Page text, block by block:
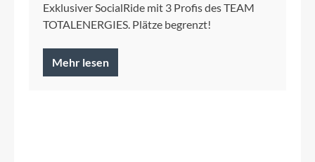
Exklusiver SocialRide mit 3 Profis des TEAM
TOTALENERGIES. Plätze begrenzt!
Mehr lesen